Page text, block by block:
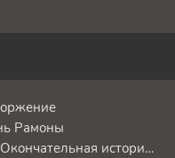
Рамоны
Челюсти – 50: Окончательная история создания